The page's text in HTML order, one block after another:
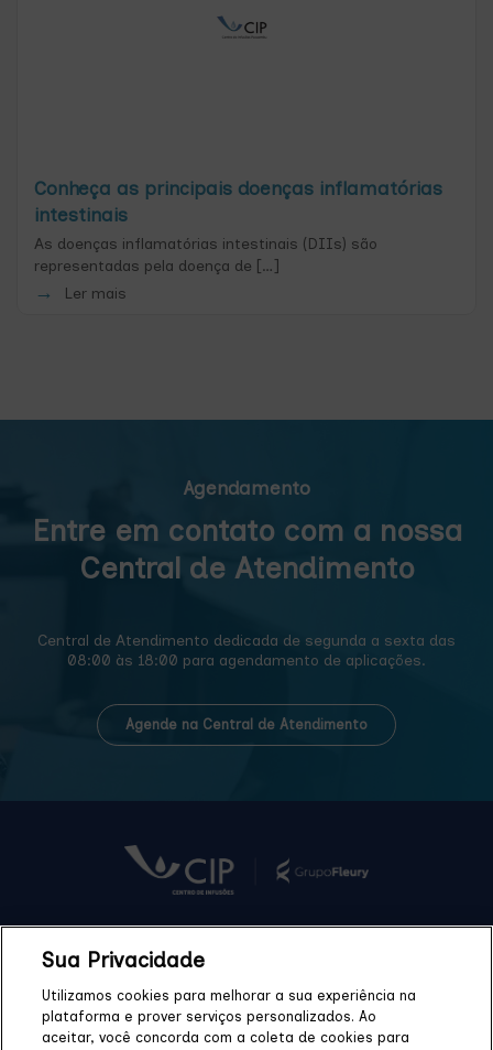
Conheça as principais doenças inflamatórias
intestinais
As doenças inflamatórias intestinais (DIIs) são
representadas pela doença de […]
Ler mais
Agendamento
Entre em contato com a nossa
Central de Atendimento
Central de Atendimento dedicada de segunda a sexta das
08:00 às 18:00 para agendamento de aplicações.
Agende na Central de Atendimento
Quem Somos Blog Unidades Tratamentos
Medicamentos Convênios Fale Conosco
Sua Privacidade
Utilizamos cookies para melhorar a sua experiência na
plataforma e prover serviços personalizados. Ao
aceitar, você concorda com a coleta de cookies para